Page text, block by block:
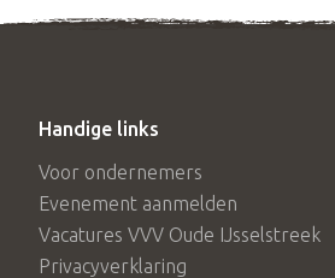
Handige links
Voor ondernemers
Evenement aanmelden
Vacatures VVV Oude IJsselstreek
Privacyverklaring